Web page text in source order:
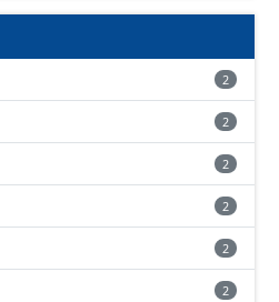
2
2
2
2
2
2